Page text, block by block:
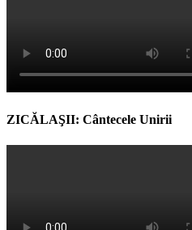
ZICĂLAŞII: Cântecele Unirii